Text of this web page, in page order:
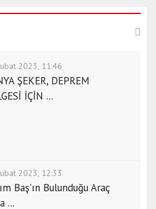
2023, 11:46
ŞEKER, DEPREM
İÇİN ...
2023, 12:33
Baş'ın Bulunduğu Araç
...